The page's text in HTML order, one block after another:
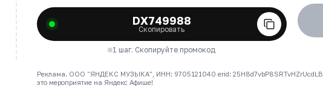
DX749988
Скопировать
1 шаг. Скопируйте промокод
Реклама. ООО "ЯНДЕКС МУЗЫКА", ИНН: 9705121040 erid: 25H8d7vbP8SRTvHZrUcdLB
это мероприятие на Яндекс Афише!